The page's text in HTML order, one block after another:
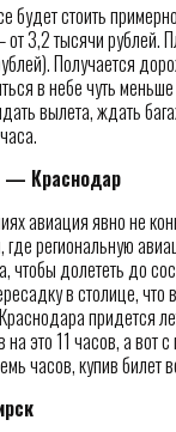
будет стоить
3,2 тысячи рублей.
Получается
в небе чуть
вылета, ждать
— Краснодар
авиация явно не
региональную
чтобы долететь до
в столице, что
придется
на это 11 часов, а
часов, купив билет